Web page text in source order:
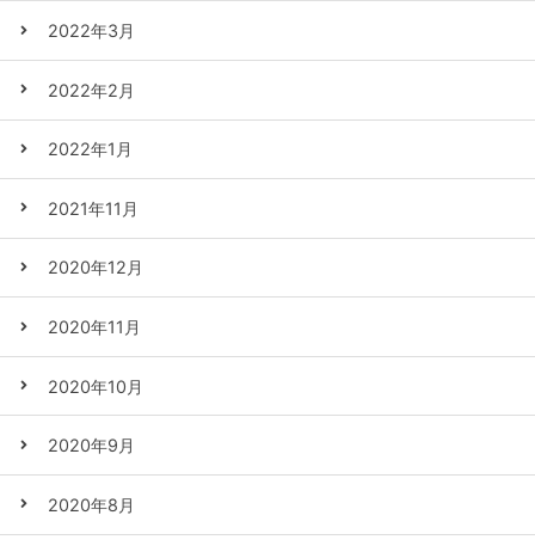
2022年3月
2022年2月
2022年1月
2021年11月
2020年12月
2020年11月
2020年10月
2020年9月
2020年8月